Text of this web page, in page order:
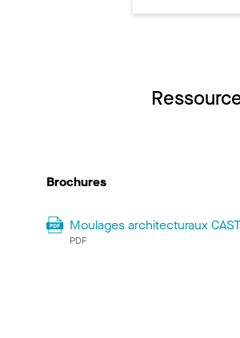
Brochures
Moulages architecturaux
PDF